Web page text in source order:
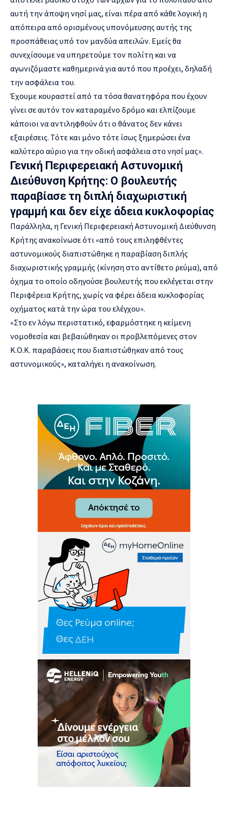
αυτή την άποψη νησί μας, είναι πέρα από κάθε λογική η
απόπειρα από ορισμένους υπονόμευσης αυτής της
προσπάθειας υπό τον μανδύα απειλών. Εμείς θα
συνεχίσουμε να υπηρετούμε τον πολίτη και να
αγωνιζόμαστε καθημερινά για αυτό που προέχει, δηλαδή
την ασφάλεια του.
Έχουμε κουραστεί από τα τόσα θανατηφόρα που έχουν
γίνει σε αυτόν τον καταραμένο δρόμο και ελπίζουμε
κάποιοι να αντιληφθούν ότι ο θάνατος δεν κάνει
εξαιρέσεις. Τότε και μόνο τότε ίσως ξημερώσει ένα
καλύτερο αύριο για την οδική ασφάλεια στο νησί μας».
Γενική Περιφερειακή Αστυνομική
Διεύθυνση Κρήτης: Ο βουλευτής
παραβίασε τη διπλή διαχωριστική
γραμμή και δεν είχε άδεια κυκλοφορίας
Παράλληλα, η Γενική Περιφερειακή Αστυνομική Διεύθυνση
Κρήτης ανακοίνωσε ότι «από τους επιληφθέντες
αστυνομικούς διαπιστώθηκε η παραβίαση διπλής
διαχωριστικής γραμμής (κίνηση στο αντίθετο ρεύμα), από
όχημα το οποίο οδηγούσε βουλευτής που εκλέγεται στην
Περιφέρεια Κρήτης, χωρίς να φέρει άδεια κυκλοφορίας
οχήματος κατά την ώρα του ελέγχου».
«Στο εν λόγω περιστατικό, εφαρμόστηκε η κείμενη
νομοθεσία και βεβαιώθηκαν οι προβλεπόμενες στον
Κ.Ο.Κ. παραβάσεις που διαπιστώθηκαν από τους
αστυνομικούς», καταλήγει η ανακοίνωση.